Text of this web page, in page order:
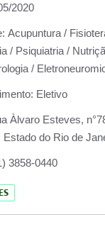
2020
Acupuntura /
/ Psiquiatria /
/
Eletivo
Àlvaro Esteves,
Estado do Rio de
3858-0440